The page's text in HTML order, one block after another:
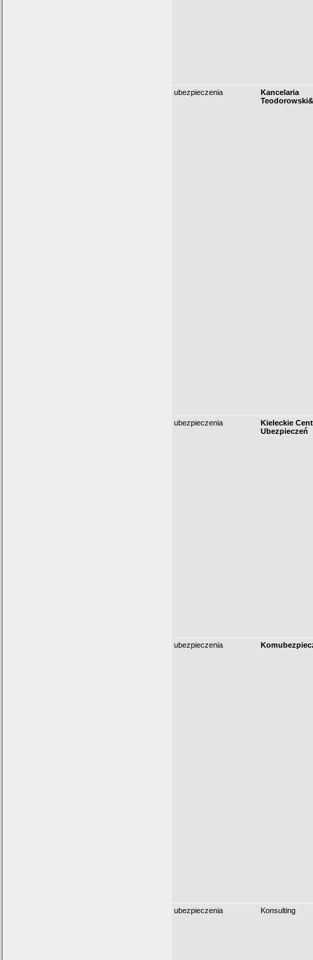
ubezpieczenia
Kancelaria
ubezpieczenia
Kieleckie
Ubezpieczeń
ubezpieczenia
ubezpieczenia Konsulting